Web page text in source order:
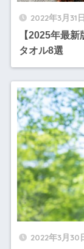
2022年3月31日
【2025年最
タオル8選
2022年3月30